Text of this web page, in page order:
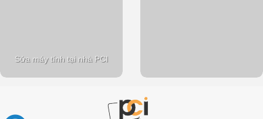
Sửa máy tính tại nhà PCI